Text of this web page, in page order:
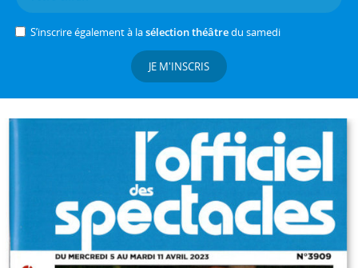
S’inscrire également à lasélection théâtredu samedi
JE M'INSCRIS